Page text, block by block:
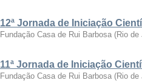
12ª Jornada de Iniciação
Fundação Casa de Rui Barbosa (Rio
11ª Jornada de Iniciação
Fundação Casa de Rui Barbosa (Rio